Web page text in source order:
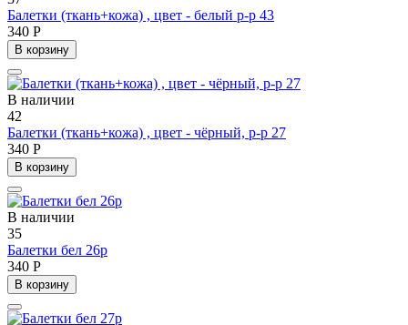
Балетки (ткань+кожа) , цвет - белый р-р 43
340 Р
В корзину
В наличии
42
Балетки (ткань+кожа) , цвет - чёрный, р-р 27
340 Р
В корзину
В наличии
35
Балетки бел 26р
340 Р
В корзину